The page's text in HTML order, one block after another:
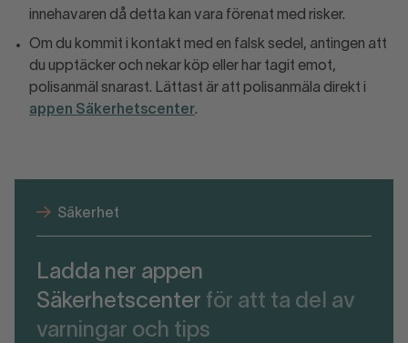
innehavaren då detta kan vara förenat med risker.
Om du kommit i kontakt med en falsk sedel, antingen att
du upptäcker och nekar köp eller har tagit emot,
polisanmäl snarast. Lättast är att polisanmäla direkt i
appen Säkerhetscenter.
Säkerhet
Ladda ner appen
Säkerhetscenter för att ta del av
varningar och tips